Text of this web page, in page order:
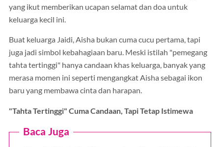
yang ikut memberikan ucapan selamat dan doa untuk
keluarga kecil ini.
Buat keluarga Jaidi, Aisha bukan cuma cucu pertama, tapi
juga jadi simbol kebahagiaan baru. Meski istilah "pemegang
tahta tertinggi" hanya candaan khas keluarga, banyak yang
merasa momen ini seperti mengangkat Aisha sebagai ikon
baru yang membawa cinta dan harapan.
"Tahta Tertinggi" Cuma Candaan, Tapi Tetap Istimewa
Baca Juga